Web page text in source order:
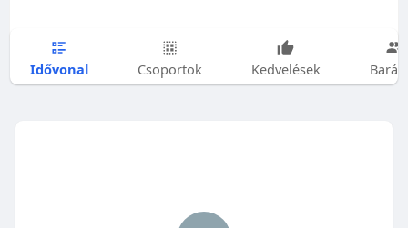
Idővonal Csoportok Kedvelések